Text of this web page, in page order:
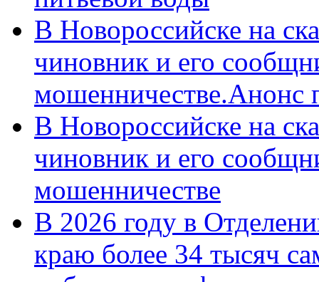
В Новороссийске на
чиновник и его
мошенничестве.Анонс
В Новороссийске на
чиновник и его
мошенничестве
В 2026 году в
краю более 34 тысяч